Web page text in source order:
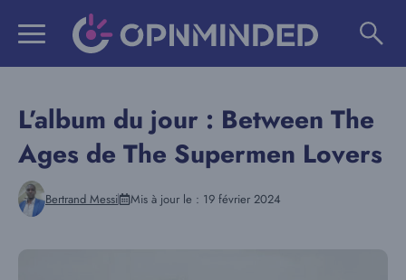
L’album du jour : Between The
Ages de The Supermen Lovers
Bertrand Messi Mis à jour le : 19 février 2024